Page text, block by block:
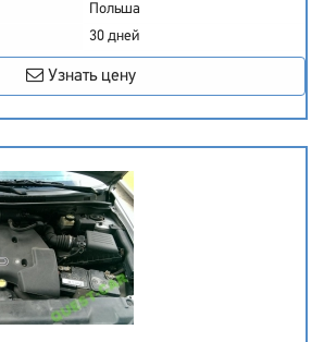
Польша
30 дней
Узнать цену